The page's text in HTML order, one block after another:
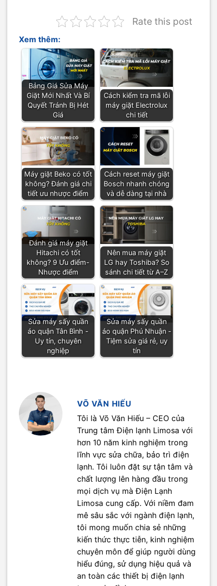
Rate this post
Xem thêm:
Bảng Giá Sửa Máy
Giặt Mới Nhất Và Bí
Quyết Tránh Bị Hét
Giá
Cách kiểm tra mã lỗi
máy giặt Electrolux
chi tiết
Máy giặt Beko có tốt
không? Đánh giá chi
tiết ưu nhược điểm
Cách reset máy giặt
Bosch nhanh chóng
và dễ dàng tại nhà
Đánh giá máy giặt
Hitachi có tốt
không? 9 Ưu điểm-
Nhược điểm
Nên mua máy giặt
LG hay Toshiba? So
sánh chi tiết từ A–Z
Sửa máy sấy quần
áo quận Tân Bình -
Uy tín, chuyên
nghiệp
Sửa máy sấy quần
áo quận Phú Nhuận -
Tiệm sửa giá rẻ, uy
tín
VÕ VĂN HIẾU
Tôi là Võ Văn Hiếu – CEO của
Trung tâm Điện lạnh Limosa với
hơn 10 năm kinh nghiệm trong
lĩnh vực sửa chữa, bảo trì điện
lạnh. Tôi luôn đặt sự tận tâm và
chất lượng lên hàng đầu trong
mọi dịch vụ mà Điện Lạnh
Limosa cung cấp. Với niềm đam
mê sâu sắc với ngành điện lạnh,
tôi mong muốn chia sẻ những
kiến thức thực tiễn, kinh nghiệm
chuyên môn để giúp người dùng
hiểu đúng, sử dụng hiệu quả và
an toàn các thiết bị điện lạnh